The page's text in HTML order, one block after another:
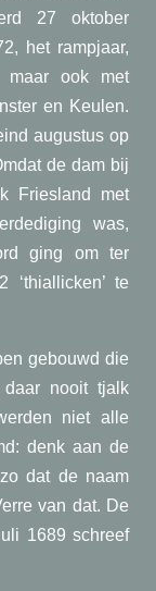
27 oktober
het rampjaar,
maar ook met
en Keulen.
augustus op
de dam bij
Friesland met
was,
ging om ter
te
gebouwd die
nooit tjalk
niet alle
denk aan de
dat de naam
van dat. De
1689 schreef